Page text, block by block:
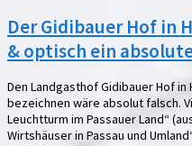
Der Gidibauer Hof in
& optisch ein
Den Landgasthof Gidibauer Hof
bezeichnen wäre absolut falsch.
Leuchtturm im Passauer Land“
Wirtshäuser in Passau und